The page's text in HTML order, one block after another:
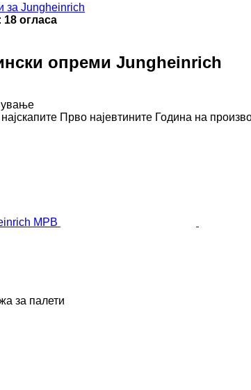
за Jungheinrich
18 огласа
опреми Jungheinrich
Прво најевтините Година на
за палети